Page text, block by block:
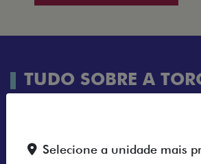
TUDO SOBRE A
Selecione a unidade mais